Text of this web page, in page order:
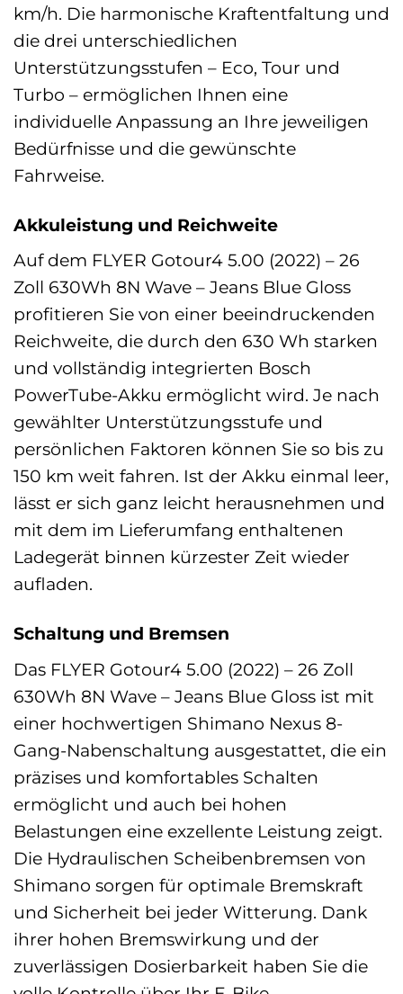
km/h. Die harmonische Kraftentfaltung und
die drei unterschiedlichen
Unterstützungsstufen – Eco, Tour und
Turbo – ermöglichen Ihnen eine
individuelle Anpassung an Ihre jeweiligen
Bedürfnisse und die gewünschte
Fahrweise.
Akkuleistung und Reichweite
Auf dem FLYER Gotour4 5.00 (2022) – 26
Zoll 630Wh 8N Wave – Jeans Blue Gloss
profitieren Sie von einer beeindruckenden
Reichweite, die durch den 630 Wh starken
und vollständig integrierten Bosch
PowerTube-Akku ermöglicht wird. Je nach
gewählter Unterstützungsstufe und
persönlichen Faktoren können Sie so bis zu
150 km weit fahren. Ist der Akku einmal leer,
lässt er sich ganz leicht herausnehmen und
mit dem im Lieferumfang enthaltenen
Ladegerät binnen kürzester Zeit wieder
aufladen.
Schaltung und Bremsen
Das FLYER Gotour4 5.00 (2022) – 26 Zoll
630Wh 8N Wave – Jeans Blue Gloss ist mit
einer hochwertigen Shimano Nexus 8-
Gang-Nabenschaltung ausgestattet, die ein
präzises und komfortables Schalten
ermöglicht und auch bei hohen
Belastungen eine exzellente Leistung zeigt.
Die Hydraulischen Scheibenbremsen von
Shimano sorgen für optimale Bremskraft
und Sicherheit bei jeder Witterung. Dank
ihrer hohen Bremswirkung und der
zuverlässigen Dosierbarkeit haben Sie die